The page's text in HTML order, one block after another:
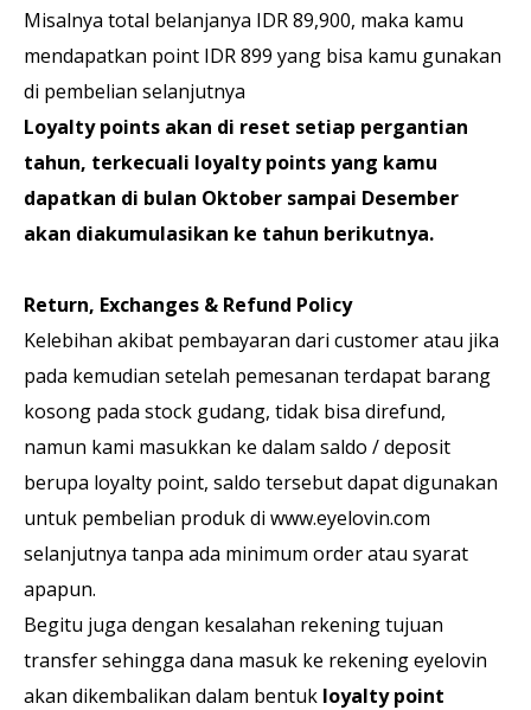
Misalnya total belanjanya IDR 89,900, maka kamu
mendapatkan point IDR 899 yang bisa kamu gunakan
di pembelian selanjutnya
Loyalty points akan di reset setiap pergantian
tahun, terkecuali loyalty points yang kamu
dapatkan di bulan Oktober sampai Desember
akan diakumulasikan ke tahun berikutnya.
Return, Exchanges & Refund Policy
Kelebihan akibat pembayaran dari customer atau jika
pada kemudian setelah pemesanan terdapat barang
kosong pada stock gudang, tidak bisa direfund,
namun kami masukkan ke dalam saldo / deposit
berupa loyalty point, saldo tersebut dapat digunakan
untuk pembelian produk di www.eyelovin.com
selanjutnya tanpa ada minimum order atau syarat
apapun.
Begitu juga dengan kesalahan rekening tujuan
transfer sehingga dana masuk ke rekening eyelovin
akan dikembalikan dalam bentuk loyalty point